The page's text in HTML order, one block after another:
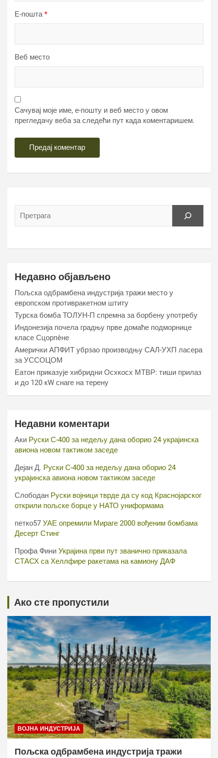
Е-пошта*
Веб место
Сачувај моје име, е-пошту и веб место у овом
прегледачу веба за следећи пут када коментаришем.
Недавно објављено
Пољска одбрамбена индустрија тражи место у
европском противракетном штиту
Турска бомба ТОЛУН-П спремна за борбену употребу
Индонезија почела градњу прве домаће подморнице
класе Сцорпèне
Амерички АПФИТ убрзао производњу САЛ-УХП ласера
за УССОЦОМ
Еатон приказује хибридни Осхкосх МТВР: тиши прилаз
и до 120 кW снаге на терену
Недавни коментари
Аки Руски С-400 за недељу дана оборио 24 украјинска
авиона новом тактиком заседе
Дејан Д. Руски С-400 за недељу дана оборио 24
украјинска авиона новом тактиком заседе
Слободан Руски војници тврде да су код Краснојарског
открили пољске борце у НАТО униформама
петко57 УАЕ опремили Мираге 2000 вођеним бомбама
Десерт Стинг
Профа Фини Украјина први пут званично приказала
СТАСХ са Хеллфире ракетама на камиону ДАФ
Ако сте пропустили
ВОЈНА ИНДУСТРИЈА
Пољска одбрамбена индустрија тражи